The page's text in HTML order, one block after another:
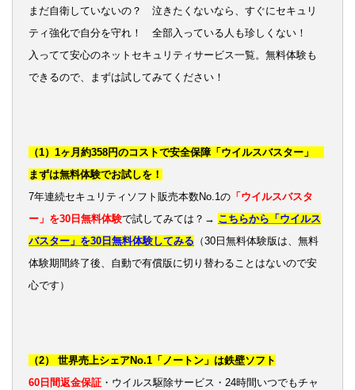
まだ自衛していないの？ 泣きたくないなら、すぐにセキュリ
ティ強化で自分を守れ！ 全部入っている人も珍しくない！
入ってて安心のネットセキュリティサービス一覧。無料体験も
できるので、まずは試してみてください！
（1）1ヶ月約358円のコストで安全保障「ウイルスバスター」
まずは無料体験でお試しを！
7年連続セキュリティソフト販売本数No.1の 「ウイルスバスタ
ー」を30日無料体験で試してみては？→ こちらから「ウイルス
バスター」を30日無料体験してみる （30日無料体験版は、無料
体験期間終了後、自動で有償版に切り替わることはないので安
心です）
（2） 世界売上シェアNo.1「ノートン」は鉄壁ソフト
60日間返金保証 ・ウイルス駆除サービス・24時間いつでもチャ